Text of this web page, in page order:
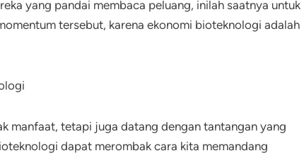
yang pandai membaca peluang, inilah saatnya untuk
tersebut, karena ekonomi bioteknologi adalah
manfaat, tetapi juga datang dengan tantangan yang
dapat merombak cara kita memandang